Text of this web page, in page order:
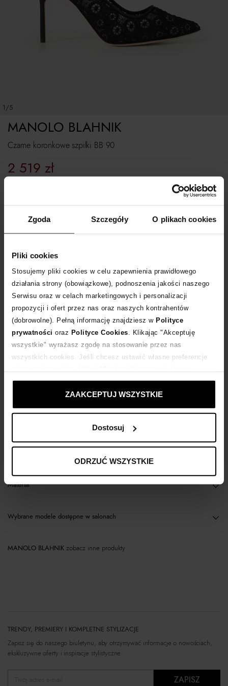
Zgoda Szczegóły O plikach cookies
Pliki cookies
Stosujemy pliki cookies w celu zapewnienia prawidłowego
działania strony (obowiązkowe), podnoszenia jakości naszego
Serwisu oraz w celach marketingowych i personalizacji
propozycji i ofert przez nas oraz naszych kontrahentów
(dobrowolne). Pełną informację znajdziesz w Polityce
prywatności oraz Polityce Cookies . Klikając "Akceptuję
wszystkie" wyrażasz zgodę na stosowanie przez nas
wszystkich cookies. Jeśli chcesz ustawić własne preferencje
ustawienia prywatności.
ZAAKCEPTUJ WSZYSTKIE
Dostosuj
ODRZUĆ WSZYSTKIE
1/5
Czarne koronkowe szpilki BB 90
MANOLO BLAHNIK
2 519 zł
Tabela rozmiarów
WYBIERZ ROZMIAR
DODAJ DO KOSZYKA
Dostawa od 0 zł
14 dni na zwrot towaru
Materiał
Wybrane modele dostępne w salonach
MANOLO BLAHNIK zobacz inne produkty
TRENDY, PREMIERY I KOMPLETNE STYLIZACJE
Zapisz się do naszego biuletynu, aby otrzymywać informacje o nowościach,
ekskluzywne oferty i inspiracje stylistyczne.
ZAPISZ